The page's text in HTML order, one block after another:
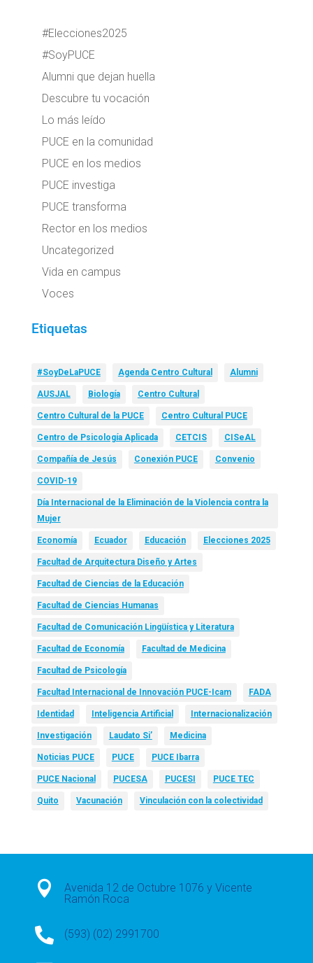
#Elecciones2025
#SoyPUCE
Alumni que dejan huella
Descubre tu vocación
Lo más leído
PUCE en la comunidad
PUCE en los medios
PUCE investiga
PUCE transforma
Rector en los medios
Uncategorized
Vida en campus
Voces
Etiquetas
#SoyDeLaPUCE Agenda Centro Cultural Alumni
AUSJAL Biología Centro Cultural
Centro Cultural de la PUCE Centro Cultural PUCE
Centro de Psicología Aplicada CETCIS CISeAL
Compañía de Jesús Conexión PUCE Convenio
COVID-19
Día Internacional de la Eliminación de la Violencia contra la
Mujer
Economía Ecuador Educación Elecciones 2025
Facultad de Arquitectura Diseño y Artes
Facultad de Ciencias de la Educación
Facultad de Ciencias Humanas
Facultad de Comunicación Lingüística y Literatura
Facultad de Economía Facultad de Medicina
Facultad de Psicología
Facultad Internacional de Innovación PUCE-Icam FADA
Identidad Inteligencia Artificial Internacionalización
Investigación Laudato Si’ Medicina
Noticias PUCE PUCE PUCE Ibarra
PUCE Nacional PUCESA PUCESI PUCE TEC
Quito Vacunación Vinculación con la colectividad

Avenida 12 de Octubre 1076 y Vicente
Ramón Roca
 (593) (02) 2991700